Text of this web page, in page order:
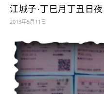
江城子·丁巳月丁丑日夜
2013年5月11日